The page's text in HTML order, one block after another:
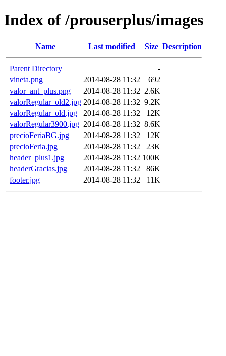
Index of /prouserplus/images
Name Last modified Size Description
Parent Directory
-
vineta.png
2014-08-28 11:32
692
valor_ant_plus.png
2014-08-28 11:32 2.6K
valorRegular_old2.jpg 2014-08-28 11:32 9.2K
valorRegular_old.jpg
2014-08-28 11:32
12K
valorRegular3900.jpg 2014-08-28 11:32 8.6K
precioFeriaBG.jpg
2014-08-28 11:32
12K
precioFeria.jpg
2014-08-28 11:32
23K
header_plus1.jpg
2014-08-28 11:32 100K
headerGracias.jpg
2014-08-28 11:32
86K
footer.jpg
2014-08-28 11:32 11K